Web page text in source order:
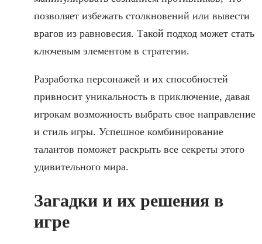
позволяет избежать столкновений или вывести
врагов из равновесия. Такой подход может стать
ключевым элементом в стратегии.
Разработка персонажей и их способностей
привносит уникальность в приключение, давая
игрокам возможность выбрать свое направление
и стиль игры. Успешное комбинирование
талантов поможет раскрыть все секреты этого
удивительного мира.
Загадки и их решения в
игре